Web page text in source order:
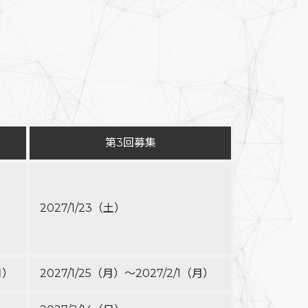
第3回募集
2027/1/23（土）
2027/1/25（月）～2027/2/1（月）